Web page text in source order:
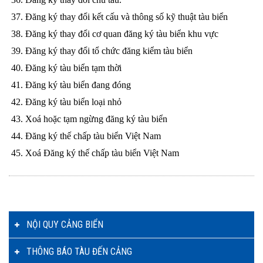
NỘI QUY CẢNG BIỂN
THÔNG BÁO TÀU ĐẾN CẢNG
37. Đăng ký thay đổi kết cấu và thông số kỹ thuật tàu biển
38. Đăng ký thay đổi cơ quan đăng ký tàu biển khu vực
39. Đăng ký thay đổi tổ chức đăng kiểm tàu biển
Đăng ký tàu biển tạm thời
41. Đăng ký tàu biển đang đóng
42. Đăng ký tàu biển loại nhỏ
43. Xoá hoặc tạm ngừng đăng ký tàu biển
44. Đăng ký thế chấp tàu biển Việt Nam
45. Xoá Đăng ký thế chấp tàu biển Việt Nam